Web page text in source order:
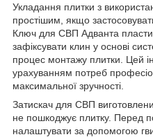
Укладання плитки з
простішим, якщо
Ключ для СВП Адванта
зафіксувати клин у основі
процес монтажу плитки. Цей
урахуванням потреб
максимальної зручності.
Затискач для СВП
не пошкоджує плитку. Перед
налаштувати за допомогою